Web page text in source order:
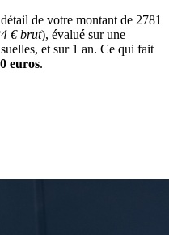
de votre montant de 2781
€ brut), évalué sur une
et sur 1 an. Ce qui fait
euros.